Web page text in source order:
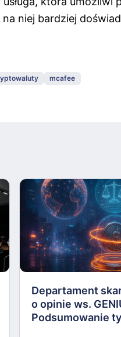
niej bardziej
mcafee
Departament
o opinie ws.
Podsumowanie